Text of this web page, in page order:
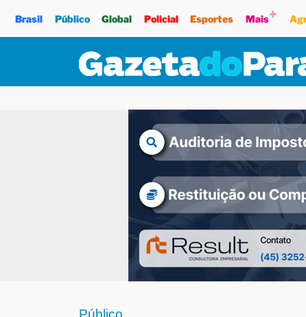
Brasil Público Global Policial Esportes Mais+
Público